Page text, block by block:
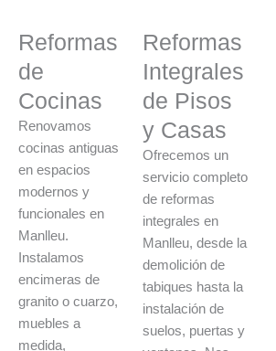
Reformas
de
Cocinas
Renovamos
cocinas antiguas
en espacios
modernos y
funcionales en
Manlleu.
Instalamos
encimeras de
granito o cuarzo,
muebles a
medida,
Reformas
Integrales
de Pisos
y Casas
Ofrecemos un
servicio completo
de reformas
integrales en
Manlleu, desde la
demolición de
tabiques hasta la
instalación de
suelos, puertas y